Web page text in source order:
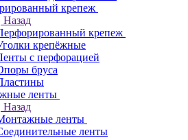
крепеж
Назад
крепеж
крепёжные
с перфорацией
бруса
ленты
Назад
ленты
ленты